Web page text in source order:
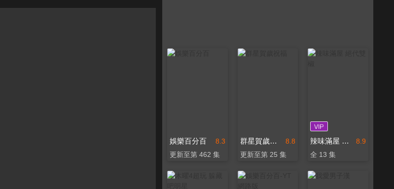
8.3
娛樂百分百
更新至第 462 集
8.8
群星賀歲祝福
更新至第 25 集
8.9
辣味滿屋 絕代雙椒
全 13 集